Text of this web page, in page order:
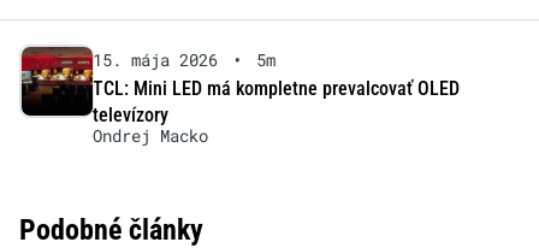
15. mája 2026 •
5m
TCL: Mini LED má kompletne prevalcovať OLED
televízory
Ondrej Macko
Podobné články